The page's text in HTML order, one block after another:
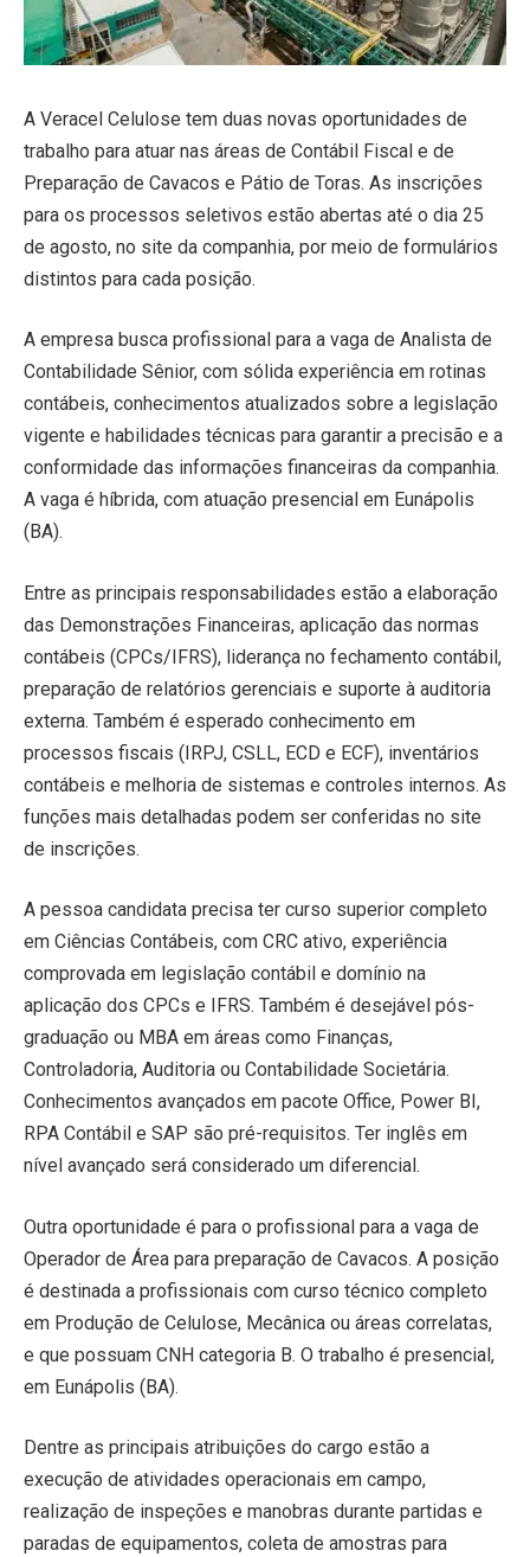
A Veracel Celulose tem duas novas oportunidades de
trabalho para atuar nas áreas de Contábil Fiscal e de
Preparação de Cavacos e Pátio de Toras. As inscrições
para os processos seletivos estão abertas até o dia 25
de agosto, no site da companhia, por meio de formulários
distintos para cada posição.
A empresa busca profissional para a vaga de Analista de
Contabilidade Sênior, com sólida experiência em rotinas
contábeis, conhecimentos atualizados sobre a legislação
vigente e habilidades técnicas para garantir a precisão e a
conformidade das informações financeiras da companhia.
A vaga é híbrida, com atuação presencial em Eunápolis
(BA).
Entre as principais responsabilidades estão a elaboração
das Demonstrações Financeiras, aplicação das normas
contábeis (CPCs/IFRS), liderança no fechamento contábil,
preparação de relatórios gerenciais e suporte à auditoria
externa. Também é esperado conhecimento em
processos fiscais (IRPJ, CSLL, ECD e ECF), inventários
contábeis e melhoria de sistemas e controles internos. As
funções mais detalhadas podem ser conferidas no site
de inscrições.
A pessoa candidata precisa ter curso superior completo
em Ciências Contábeis, com CRC ativo, experiência
comprovada em legislação contábil e domínio na
aplicação dos CPCs e IFRS. Também é desejável pós-
graduação ou MBA em áreas como Finanças,
Controladoria, Auditoria ou Contabilidade Societária.
Conhecimentos avançados em pacote Office, Power BI,
RPA Contábil e SAP são pré-requisitos. Ter inglês em
nível avançado será considerado um diferencial.
Outra oportunidade é para o profissional para a vaga de
Operador de Área para preparação de Cavacos. A posição
é destinada a profissionais com curso técnico completo
em Produção de Celulose, Mecânica ou áreas correlatas,
e que possuam CNH categoria B. O trabalho é presencial,
em Eunápolis (BA).
Dentre as principais atribuições do cargo estão a
execução de atividades operacionais em campo,
realização de inspeções e manobras durante partidas e
paradas de equipamentos, coleta de amostras para